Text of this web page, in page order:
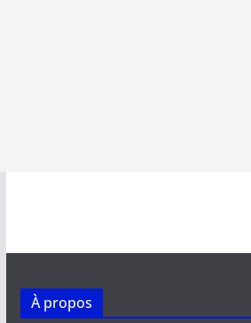
À propos